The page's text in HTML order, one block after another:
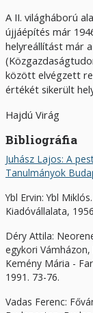
A II. világháború
újjáépítés már
helyreállítást már
között elvégzett
értékét sikerült
Hajdú Virág
Bibliográfia
Juhász Lajos: A
Tanulmányok
Ybl Ervin: Ybl
Kiadóvállalata,
Déry Attila:
egykori Vámházon,
Kemény Mária -
1991. 73-76.
Vadas Ferenc: